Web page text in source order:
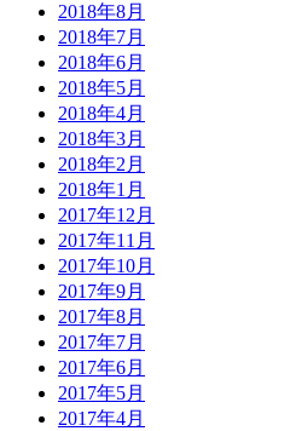
2018年8月
2018年7月
2018年6月
2018年5月
2018年4月
2018年3月
2018年2月
2018年1月
2017年12月
2017年11月
2017年10月
2017年9月
2017年8月
2017年7月
2017年6月
2017年5月
2017年4月